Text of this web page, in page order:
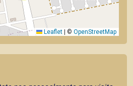
Leaflet © OpenStreetMap